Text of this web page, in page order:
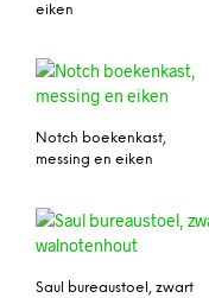
eiken
Notch boekenkast,
messing en eiken
Saul bureaustoel, zwart